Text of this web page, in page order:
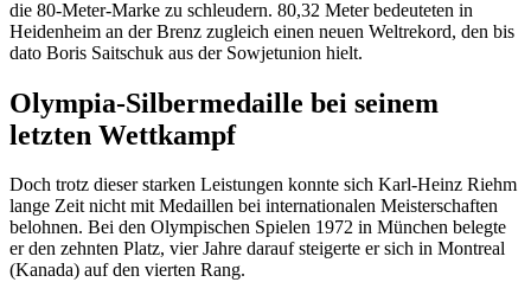
die 80-Meter-Marke zu schleudern. 80,32 Meter bedeuteten in
Heidenheim an der Brenz zugleich einen neuen Weltrekord, den bis
dato Boris Saitschuk aus der Sowjetunion hielt.
Olympia-Silbermedaille bei seinem
letzten Wettkampf
Doch trotz dieser starken Leistungen konnte sich Karl-Heinz Riehm
lange Zeit nicht mit Medaillen bei internationalen Meisterschaften
belohnen. Bei den Olympischen Spielen 1972 in München belegte
er den zehnten Platz, vier Jahre darauf steigerte er sich in Montreal
(Kanada) auf den vierten Rang.